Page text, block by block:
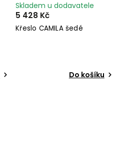
Křeslo CAMILA šedé
Skladem u dodavatele
5 428 Kč
Do košíku